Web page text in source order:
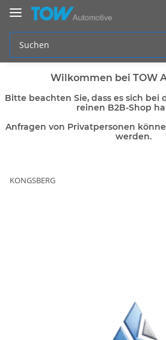
Wilkommen bei TOW
Bitte beachten Sie, dass es sich bei
reinen B2B-Shop
Anfragen von Privatpersonen
werden.
KONGSBERG